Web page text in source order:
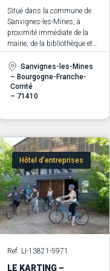
Situé dans la commune de
Sanvignes-les-Mines, à
proximité immédiate de la
mairie, de la bibliothèque et
du collège, le Liberty est un
tiers-lieu installé dans un
ancien hôtel-restaurant
entièrement repensé pour
accueillir des activités
collaboratives et formatives.
Sanvignes-les-Mines
– Bourgogne-Franche-
Comté
– 71410
Hôtel d’entreprises
Ref. LI-13821-5971
LE KARTING –